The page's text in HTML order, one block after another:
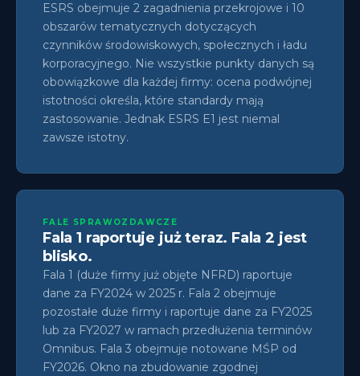
ESRS obejmuje 2 zagadnienia przekrojowe i 10
obszarów tematycznych dotyczących
czynników środowiskowych, społecznych i ładu
korporacyjnego. Nie wszystkie punkty danych są
obowiązkowe dla każdej firmy: ocena podwójnej
istotności określa, które standardy mają
zastosowanie. Jednak ESRS E1 jest niemal
zawsze istotny.
FALE SPRAWOZDAWCZE
Fala 1 raportuje już teraz. Fala 2 jest
blisko.
Fala 1 (duże firmy już objęte NFRD) raportuje
dane za FY2024 w 2025 r. Fala 2 obejmuje
pozostałe duże firmy i raportuje dane za FY2025
lub za FY2027 w ramach przedłużenia terminów
Omnibus. Fala 3 obejmuje notowane MŚP od
FY2026. Okno na zbudowanie zgodnej